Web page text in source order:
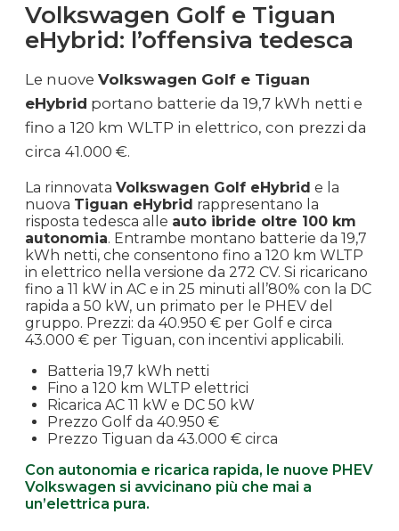
Volkswagen Golf e Tiguan
eHybrid: l’offensiva tedesca
Le nuove Volkswagen Golf e Tiguan
eHybrid portano batterie da 19,7 kWh netti e
fino a 120 km WLTP in elettrico, con prezzi da
circa 41.000 €.
La rinnovata Volkswagen Golf eHybrid e la
nuova Tiguan eHybrid rappresentano la
risposta tedesca alle auto ibride oltre 100 km
autonomia. Entrambe montano batterie da 19,7
kWh netti, che consentono fino a 120 km WLTP
in elettrico nella versione da 272 CV. Si ricaricano
fino a 11 kW in AC e in 25 minuti all’80% con la DC
rapida a 50 kW, un primato per le PHEV del
gruppo. Prezzi: da 40.950 € per Golf e circa
43.000 € per Tiguan, con incentivi applicabili.
Batteria 19,7 kWh netti
Fino a 120 km WLTP elettrici
Ricarica AC 11 kW e DC 50 kW
Prezzo Golf da 40.950 €
Prezzo Tiguan da 43.000 € circa
Con autonomia e ricarica rapida, le nuove PHEV
Volkswagen si avvicinano più che mai a
un’elettrica pura.